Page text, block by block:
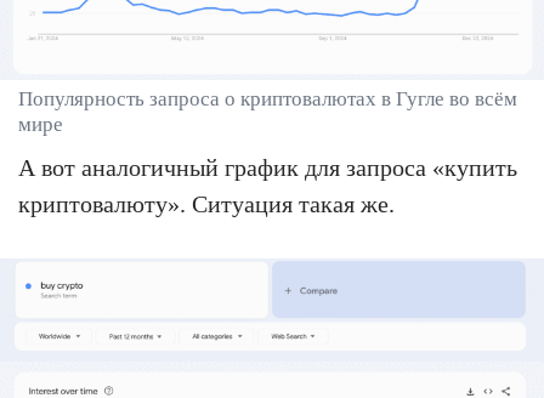
Популярность запроса о криптовалютах в Гугле во всём
мире
А вот аналогичный график для запроса «купить
криптовалюту». Ситуация такая же.